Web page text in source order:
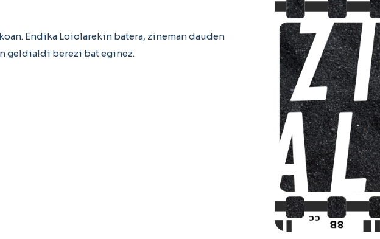
Endika Loiolarekin batera, zineman dauden
geldialdi berezi bat eginez.